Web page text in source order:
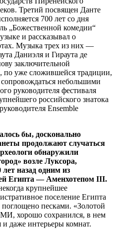
Третий посвящен Данте
700 лет со дня
„Божественной комедии“
и рассказывал о
Музыка трех из них —
Даниэля и Гираута де
заключительной
уже сложившейся традиции,
небольшими
руководителя фестиваля
российского знатока
Ensemble
бы, досконально
продолжают случаться
обнаружили
возле Луксора,
назад одним из
Египта — Аменхотепом III.
крупнейшее
поселение Египта
песками. «Золотой
хорошо сохранился, в нем
даже интерьеры комнат.